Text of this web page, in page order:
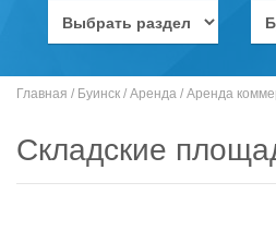
Главная / Буинск / Аренда / Аренда
Складские